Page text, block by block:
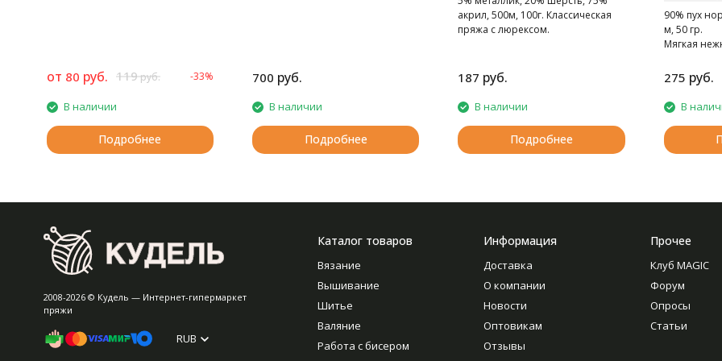
от 80 руб. 119руб. -33%
В наличии
Подробнее
700 руб.
В наличии
Подробнее
акрил, 500м, 100г. Классическая
пряжа с люрексом.
187 руб.
В наличии
Подробнее
90% пух
м, 50 гр.
Мягкая
275 руб.
В
2008-2026 © Кудель — Интернет-гипермаркет
пряжи
RUB
Каталог товаров
Вязание
Вышивание
Шитье
Валяние
Работа с бисером
Информация
Доставка
О компании
Новости
Оптовикам
Отзывы
Прочее
Клуб MAGIC
Форум
Опросы
Статьи